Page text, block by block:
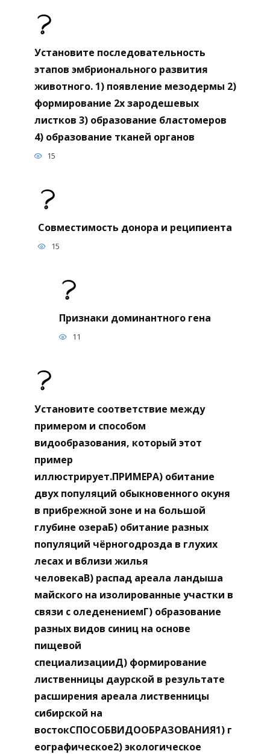
Установите последовательность
этапов эмбрионального развития
животного. 1) появление мезодермы 2)
формирование 2х зародешевых
листков 3) образование бластомеров
4) образование тканей органов
15
Совместимость донора и реципиента
15
Признаки доминантного гена
11
Установите соответствие между
примером и способом
видообразования, который этот
пример
иллюстрирует.ПРИМЕРА) обитание
двух популяций обыкновенного окуня
в прибрежной зоне и на большой
глубине озераБ) обитание разных
популяций чёрногодрозда в глухих
лесах и вблизи жилья
человекаВ) распад ареала ландыша
майского на изолированные участки в
связи с оледенениемГ) образование
разных видов синиц на основе
пищевой
специализацииД) формирование
лиственницы даурской в результате
расширения ареала лиственницы
сибирской на
востокСПОСОБВИДООБРАЗОВАНИЯ1) г
еографическое2) экологическое